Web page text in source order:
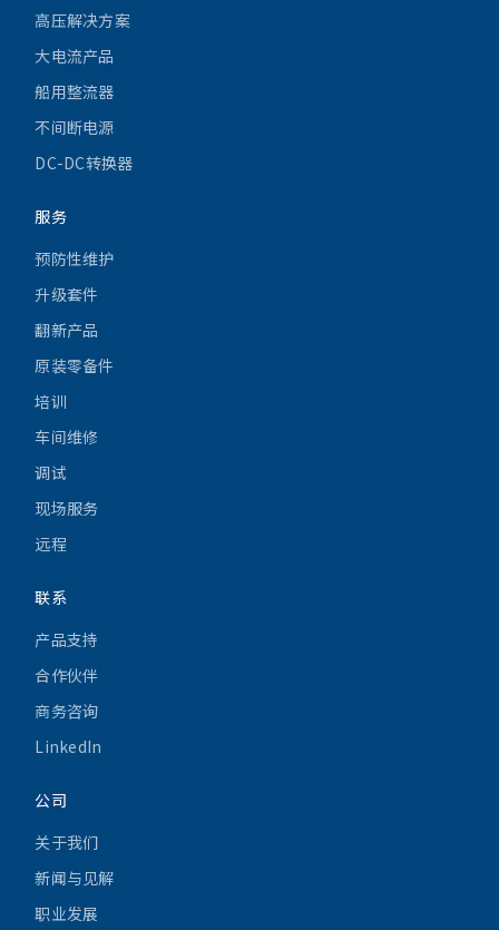
高压解决方案
大电流产品
船用整流器
不间断电源
DC-DC转换器
服务
预防性维护
升级套件
翻新产品
原装零备件
培训
车间维修
调试
现场服务
远程
联系
产品支持
合作伙伴
商务咨询
LinkedIn
公司
关于我们
新闻与见解
职业发展